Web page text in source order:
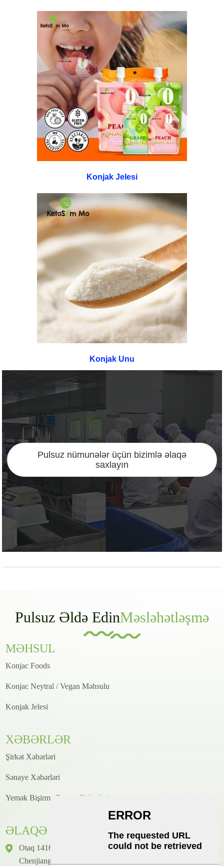
Konjak Jelesi
Konjak Unu
Pulsuz nümunələr üçün bizimlə əlaqə
saxlayın
Pulsuz Əldə EdinMəsləhətləşmə
MƏHSUL
Konjac Foods
Konjac Neytral / Vegan Məhsulu
Konjak Jelesi
XƏBƏRLƏR
Şirkət Xəbərləri
Sənaye Xəbərləri
Yemək Bişirmə/Resept Xəbərləri
ƏLAQƏ
Otaq 1416, Mərtəbə 14, Junhao Beynəlxalq Binası, № 2,
Chenjiang Zhongkai Prospekti, Huicheng District, Huizhou